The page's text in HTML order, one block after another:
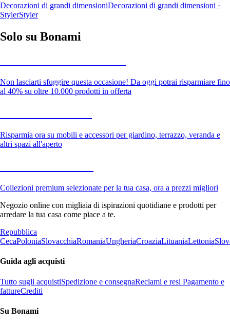
Decorazioni di grandi dimensioniDecorazioni di grandi dimensioni ·
StylerStyler
Solo su Bonami
Non lasciarti sfuggire questa occasione! Da oggi potrai risparmiare fino
al 40% su oltre 10.000 prodotti in offerta
Risparmia ora su mobili e accessori per giardino, terrazzo, veranda e
altri spazi all'aperto
Collezioni premium selezionate per la tua casa, ora a prezzi migliori
Negozio online con migliaia di ispirazioni quotidiane e prodotti per
arredare la tua casa come piace a te.
Repubblica
CecaPoloniaSlovacchiaRomaniaUngheriaCroaziaLituaniaLettonia
Guida agli acquisti
Tutto sugli acquistiSpedizione e consegnaReclami e resi Pagamento e
fattureCrediti
Su Bonami